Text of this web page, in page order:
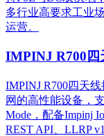
多行业高要求工业
运营。​
IMPINJ R700四
IMPINJ R700四天
网的高性能设备，
Mode，配备Impinj
REST API、LLRP